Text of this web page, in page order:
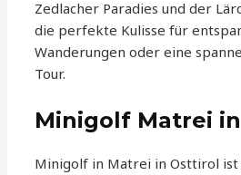
Zedlacher Paradies und der
die perfekte Kulisse für
Wanderungen oder eine
Tour.
Minigolf Matrei
Minigolf in Matrei in Osttirol